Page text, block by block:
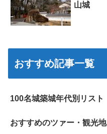
山城
おすすめ記事一覧
100名城築城年代別リスト
おすすめのツァー・観光地